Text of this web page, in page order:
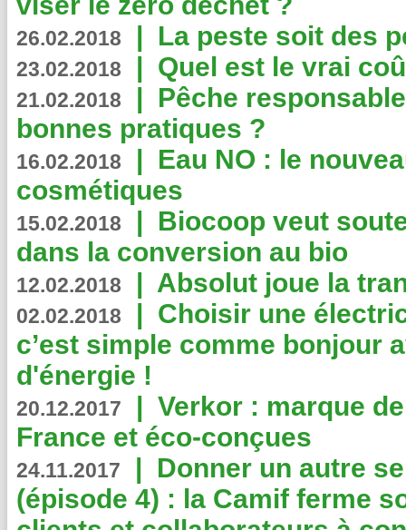
26.02.2018 | La peste soit des
23.02.2018 | Quel est le vrai
21.02.2018 | Pêche
bonnes pratiques ?
16.02.2018 | Eau NO : le
cosmétiques
15.02.2018 | Biocoop veut
dans la conversion au bio
12.02.2018 | Absolut joue la
02.02.2018 | Choisir une
c’est simple comme bonjour
d'énergie !
20.12.2017 | Verkor : marque
France et éco-conçues
24.11.2017 | Donner un autre
(épisode 4) : la Camif ferme